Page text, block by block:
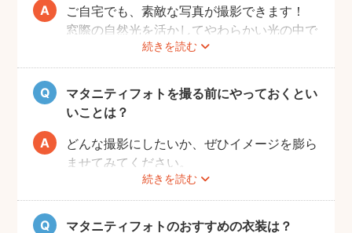
fotowaではご自宅への出張も可能ですの
で、ご夫婦らしい装いで自然体なマタニティ
フォトを撮影いただけます。
ご近所の公園でカジュアルに撮影したり、素
肌をみせる衣装ではご自宅で撮影するなど、
撮影時間の範囲内でシーンを変えることも可
能です。
続きを読む
ご自宅でも、素敵な写真が撮影できます！
窓際の自然光を活かしてやわらかい光の中で
撮影するのが人気です。妊婦さんはお部屋の
お片付けも大変かと思いますが、撮影したい
場所周辺だけお片付けいただく程度で大丈夫
です。
マタニティフォトを撮る前にやっておくとい
いことは？
続きを読む
どんな撮影にしたいか、ぜひイメージを膨ら
ませてみてください。
Instagramやママ向けの雑誌などで、素敵な
撮影事例を見たり、サッシュベルト等の撮影
小物について情報収集するのも楽しいです
マタニティフォトのおすすめの衣装は？